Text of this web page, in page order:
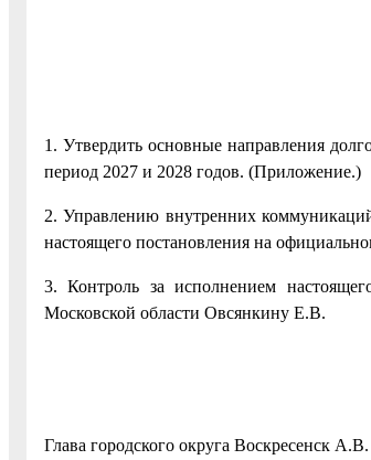
1. Утвердить основные направления
период 2027 и 2028 годов. (Приложение.)
2. Управлению внутренних
настоящего постановления на
3. Контроль за исполнением
Московской области Овсянкину Е.В.
Глава городского округа Воскресенск